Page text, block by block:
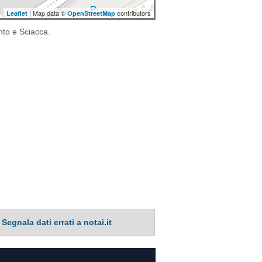
Leaflet| Map data © OpenStreetMap contributors
e Sciacca.
Segnala dati errati a notai.it